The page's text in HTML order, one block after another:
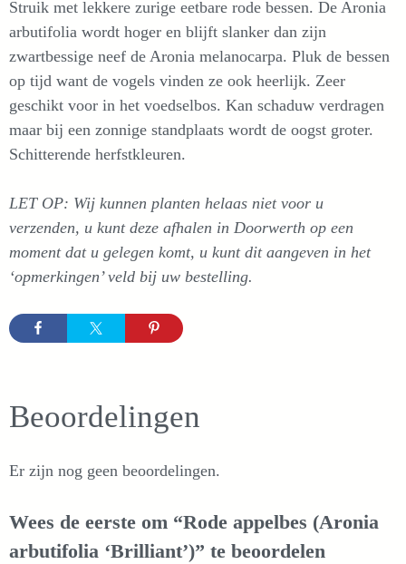
Struik met lekkere zurige eetbare rode bessen. De Aronia
arbutifolia wordt hoger en blijft slanker dan zijn
zwartbessige neef de Aronia melanocarpa. Pluk de bessen
op tijd want de vogels vinden ze ook heerlijk. Zeer
geschikt voor in het voedselbos. Kan schaduw verdragen
maar bij een zonnige standplaats wordt de oogst groter.
Schitterende herfstkleuren.
LET OP: Wij kunnen planten helaas niet voor u
verzenden, u kunt deze afhalen in Doorwerth op een
moment dat u gelegen komt, u kunt dit aangeven in het
‘opmerkingen’ veld bij uw bestelling.
Beoordelingen
Er zijn nog geen beoordelingen.
Wees de eerste om “Rode appelbes (Aronia
arbutifolia ‘Brilliant’)” te beoordelen